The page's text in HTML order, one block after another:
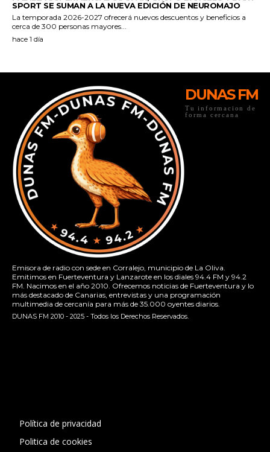
DUNAS FM
Tu informacion de
forma cercana
Emisora de radio con sede en Corralejo, municipio de La Oliva.
Emitimos en Fuerteventura y Lanzarote en los diales 94.4 FM y 94.2
FM. Nacimos en el año 2010. Ofrecemos noticias de Fuerteventura y lo
más destacado de Canarias, entrevistas y una programación
multimedia de cercanía para más de 35.000 oyentes diarios.
DUNAS FM 2010 - 2025 - Todos los Derechos Reservados.
Política de privacidad
Politica de cookies